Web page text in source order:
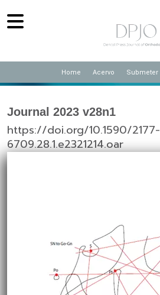
Home Acervo Submeter
Journal 2023 v28n1
https://doi.org/10.1590/2177-
6709.28.1.e2321214.oar